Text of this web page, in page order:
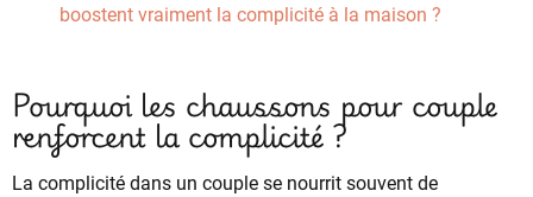
boostent vraiment la complicité à la maison ?
Pourquoi les chaussons pour couple
renforcent la complicité ?
La complicité dans un couple se nourrit souvent de